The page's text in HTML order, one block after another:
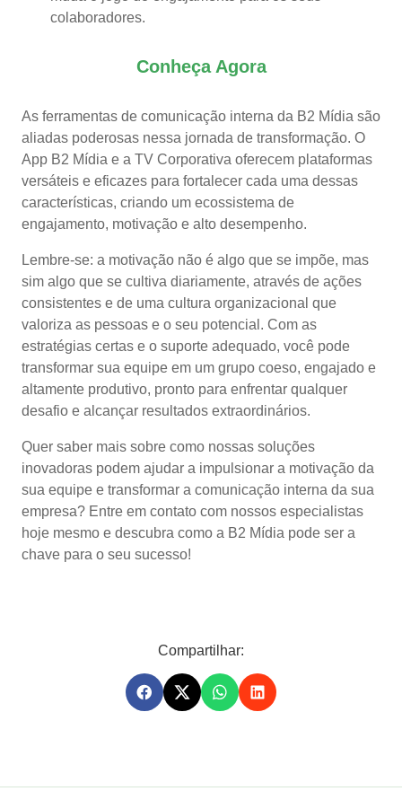
colaboradores.
Conheça Agora
As ferramentas de comunicação interna da B2 Mídia são
aliadas poderosas nessa jornada de transformação. O
App B2 Mídia e a TV Corporativa oferecem plataformas
versáteis e eficazes para fortalecer cada uma dessas
características, criando um ecossistema de
engajamento, motivação e alto desempenho.
Lembre-se: a motivação não é algo que se impõe, mas
sim algo que se cultiva diariamente, através de ações
consistentes e de uma cultura organizacional que
valoriza as pessoas e o seu potencial. Com as
estratégias certas e o suporte adequado, você pode
transformar sua equipe em um grupo coeso, engajado e
altamente produtivo, pronto para enfrentar qualquer
desafio e alcançar resultados extraordinários.
Quer saber mais sobre como nossas soluções
inovadoras podem ajudar a impulsionar a motivação da
sua equipe e transformar a comunicação interna da sua
empresa? Entre em contato com nossos especialistas
hoje mesmo e descubra como a B2 Mídia pode ser a
chave para o seu sucesso!
Compartilhar: